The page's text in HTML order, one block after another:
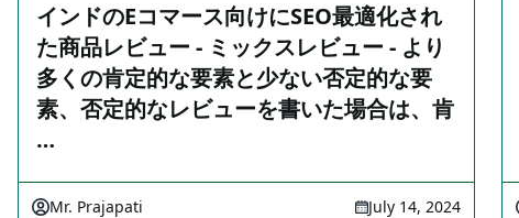
インドのEコマース向けにSEO最適化され
た商品レビュー - ミックスレビュー - より
多くの肯定的な要素と少ない否定的な要
素、否定的なレビューを書いた場合は、肯
…
Mr. Prajapati July 14, 2024